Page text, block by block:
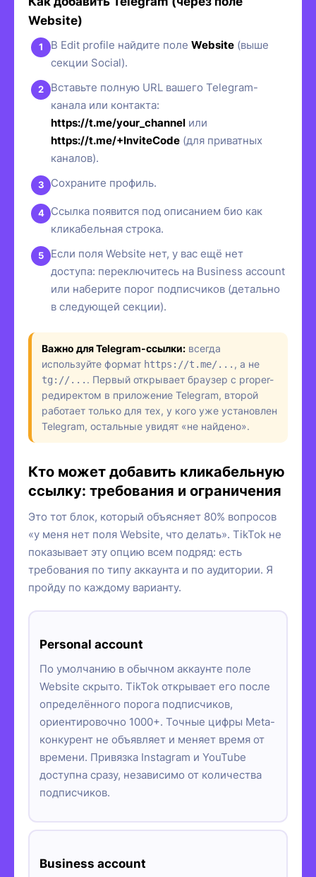
Website)
В Edit profile найдите поле Website (выше
секции Social).
Вставьте полную URL вашего Telegram-
канала или контакта:
https://t.me/your_channel или
https://t.me/+InviteCode (для приватных
каналов).
Сохраните профиль.
Ссылка появится под описанием био как
кликабельная строка.
Если поля Website нет, у вас ещё нет
доступа: переключитесь на Business account
или наберите порог подписчиков (детально
в следующей секции).
Важно для Telegram-ссылки: всегда
используйте формат https://t.me/... , а не
tg://... . Первый открывает браузер с proper-
редиректом в приложение Telegram, второй
работает только для тех, у кого уже установлен
Telegram, остальные увидят «не найдено».
Кто может добавить кликабельную
ссылку: требования и ограничения
Это тот блок, который объясняет 80% вопросов
«у меня нет поля Website, что делать». TikTok не
показывает эту опцию всем подряд: есть
требования по типу аккаунта и по аудитории. Я
пройду по каждому варианту.
Personal account
По умолчанию в обычном аккаунте поле
Website скрыто. TikTok открывает его после
определённого порога подписчиков,
ориентировочно 1000+. Точные цифры Meta-
конкурент не объявляет и меняет время от
времени. Привязка Instagram и YouTube
доступна сразу, независимо от количества
подписчиков.
Business account